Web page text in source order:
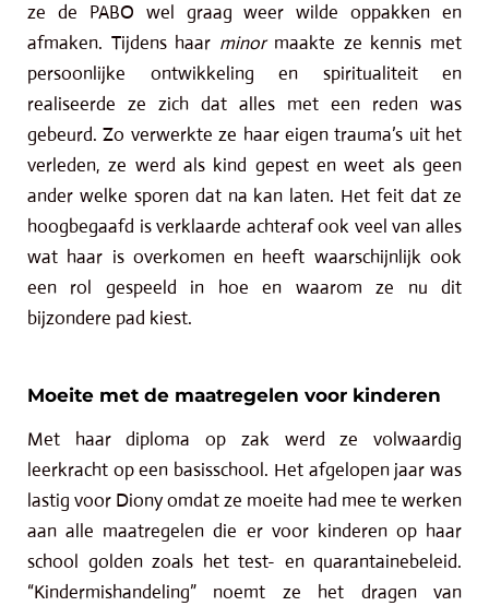
ze de PABO wel graag weer wilde oppakken en
afmaken. Tijdens haar minormaakte ze kennis met
persoonlijke ontwikkeling en spiritualiteit en
realiseerde ze zich dat alles met een reden was
gebeurd. Zo verwerkte ze haar eigen trauma’s uit het
verleden, ze werd als kind gepest en weet als geen
ander welke sporen dat na kan laten. Het feit dat ze
hoogbegaafd is verklaarde achteraf ook veel van alles
wat haar is overkomen en heeft waarschijnlijk ook
een rol gespeeld in hoe en waarom ze nu dit
bijzondere pad kiest.
Moeite met de maatregelen voor kinderen
Met haar diploma op zak werd ze volwaardig
leerkracht op een basisschool. Het afgelopen jaar was
lastig voor Diony omdat ze moeite had mee te werken
aan alle maatregelen die er voor kinderen op haar
school golden zoals het test- en quarantainebeleid.
“Kindermishandeling” noemt ze het dragen van